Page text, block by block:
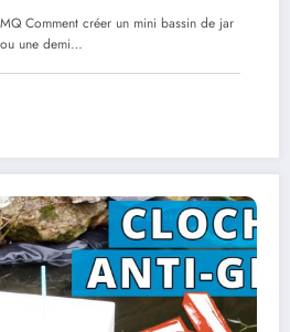
Comment créer un mini bassin de jar
une demi…